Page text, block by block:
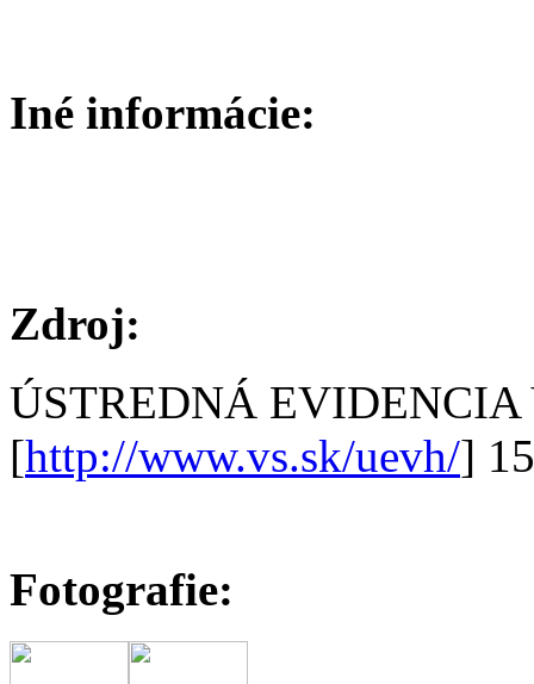
Iné informácie:
Zdroj:
ÚSTREDNÁ
[http://www.vs.sk/uevh/]
Fotografie: